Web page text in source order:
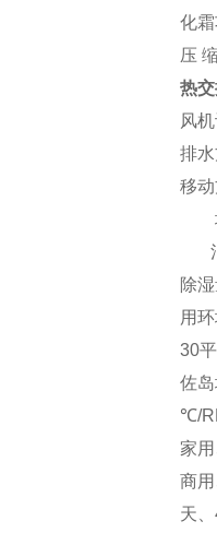
化
压
热
风
排
移
地
消
除
用
30
佐
℃/
家
商
天